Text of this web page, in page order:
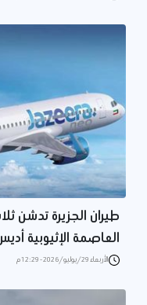
طيران الجزيرة تدشن
العاصمة الإثيوبية أديس
الأربعاء 29/يوليو/2026 - 12:29 م